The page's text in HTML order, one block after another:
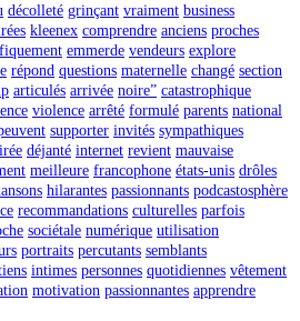
décolleté grinçant vraiment business
kleenex comprendre anciens proches
emmerde vendeurs explore
répond questions maternelle changé section
articulés arrivée noire” catastrophique
violence arrêté formulé parents national
supporter invités sympathiques
déjanté internet revient mauvaise
meilleure francophone états-unis drôles
hilarantes passionnants podcastosphère
recommandations culturelles parfois
sociétale numérique utilisation
portraits percutants semblants
intimes personnes quotidiennes vêtement
motivation passionnantes apprendre